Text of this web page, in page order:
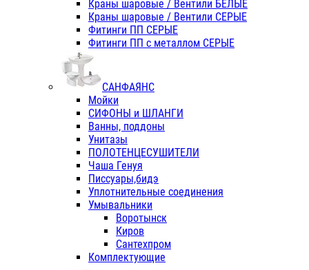
Краны шаровые / Вентили БЕЛЫЕ
Краны шаровые / Вентили СЕРЫЕ
Фитинги ПП СЕРЫЕ
Фитинги ПП с металлом СЕРЫЕ
САНФАЯНС
Мойки
СИФОНЫ и ШЛАНГИ
Ванны, поддоны
Унитазы
ПОЛОТЕНЦЕСУШИТЕЛИ
Чаша Генуя
Писсуары,бидэ
Уплотнительные соединения
Умывальники
Воротынск
Киров
Сантехпром
Комплектующие